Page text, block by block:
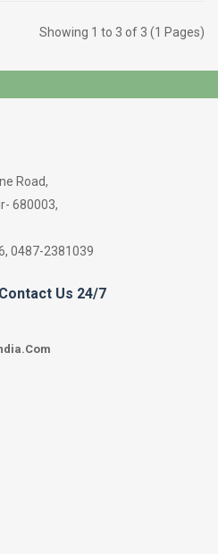
Showing 1 to 3 of 3 (1 Pages)
Road,
680003,
0487-2381039
Us 24/7